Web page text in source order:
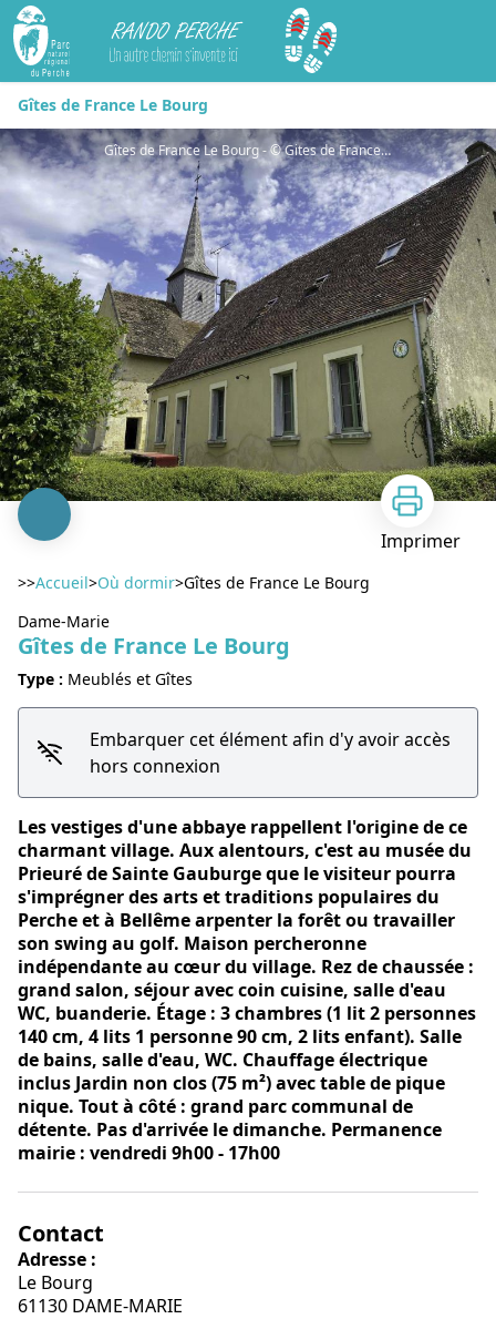
Rando Perche
Gîtes de France Le Bourg
Gîtes de France Le Bourg - © Gites de France Orne
Imprimer
>>Accueil>Où dormir>Gîtes de France Le Bourg
Dame-Marie
Gîtes de France Le Bourg
Type : Meublés et Gîtes
Embarquer cet élément afin d'y avoir accès
hors connexion
Les vestiges d'une abbaye rappellent l'origine de ce
charmant village. Aux alentours, c'est au musée du
Prieuré de Sainte Gauburge que le visiteur pourra
s'imprégner des arts et traditions populaires du
Perche et à Bellême arpenter la forêt ou travailler
son swing au golf. Maison percheronne
indépendante au cœur du village. Rez de chaussée :
grand salon, séjour avec coin cuisine, salle d'eau
WC, buanderie. Étage : 3 chambres (1 lit 2 personnes
140 cm, 4 lits 1 personne 90 cm, 2 lits enfant). Salle
de bains, salle d'eau, WC. Chauffage électrique
inclus Jardin non clos (75 m²) avec table de pique
nique. Tout à côté : grand parc communal de
détente. Pas d'arrivée le dimanche. Permanence
mairie : vendredi 9h00 - 17h00
Contact
Adresse :
Le Bourg
61130 DAME-MARIE